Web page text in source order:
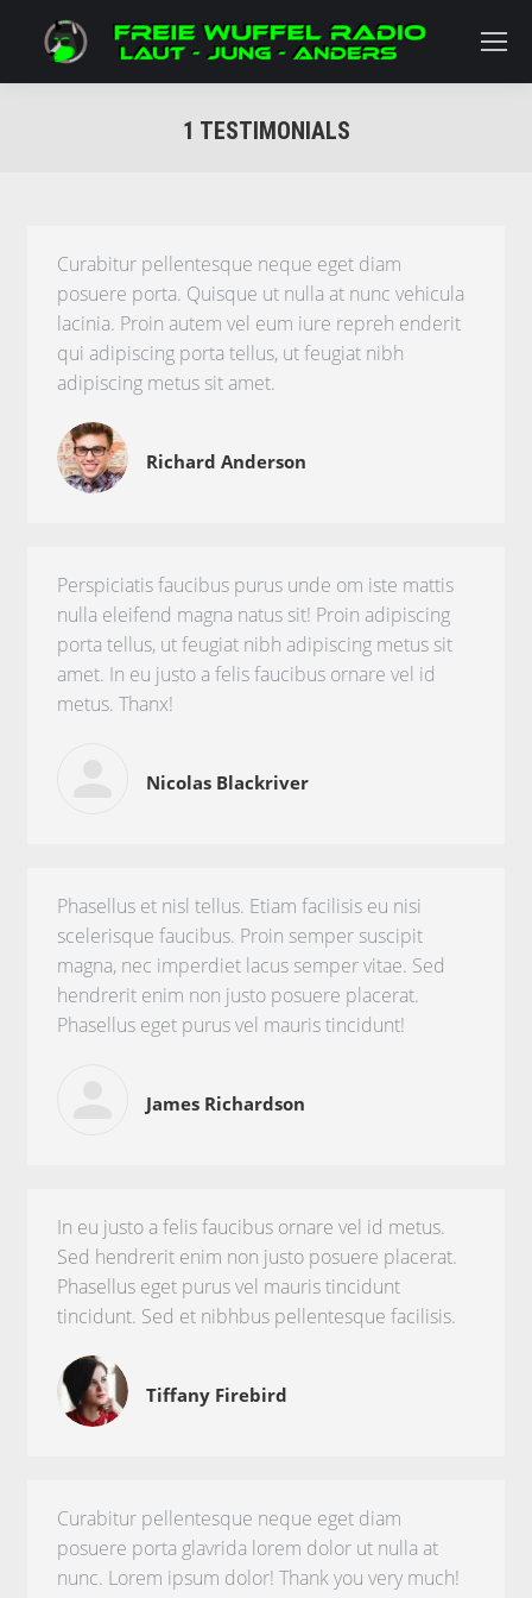
1 TESTIMONIALS
Curabitur pellentesque neque eget diam
posuere porta. Quisque ut nulla at nunc vehicula
lacinia. Proin autem vel eum iure repreh enderit
qui adipiscing porta tellus, ut feugiat nibh
adipiscing metus sit amet.
Richard Anderson
Perspiciatis faucibus purus unde om iste mattis
nulla eleifend magna natus sit! Proin adipiscing
porta tellus, ut feugiat nibh adipiscing metus sit
amet. In eu justo a felis faucibus ornare vel id
metus. Thanx!
Nicolas Blackriver
Phasellus et nisl tellus. Etiam facilisis eu nisi
scelerisque faucibus. Proin semper suscipit
magna, nec imperdiet lacus semper vitae. Sed
hendrerit enim non justo posuere placerat.
Phasellus eget purus vel mauris tincidunt!
James Richardson
In eu justo a felis faucibus ornare vel id metus.
Sed hendrerit enim non justo posuere placerat.
Phasellus eget purus vel mauris tincidunt
tincidunt. Sed et nibhbus pellentesque facilisis.
Tiffany Firebird
Curabitur pellentesque neque eget diam
posuere porta glavrida lorem dolor ut nulla at
nunc. Lorem ipsum dolor! Thank you very much!